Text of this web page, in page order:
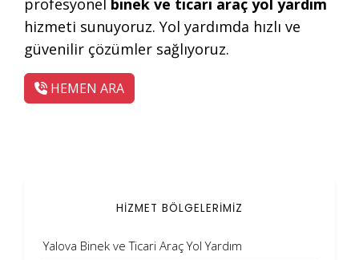
profesyonel binek ve ticari araç yol yardım
hizmeti sunuyoruz. Yol yardımda hızlı ve
güvenilir çözümler sağlıyoruz.
HEMEN ARA
HİZMET BÖLGELERİMİZ
Yalova Binek ve Ticari Araç Yol Yardım